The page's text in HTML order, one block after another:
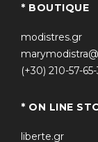
* BOUTIQUE
modistres.gr
(+30) 210-57-
* ON LINE
liberte.gr